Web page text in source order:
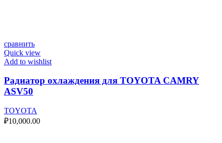
сравнить
Quick view
Add to wishlist
Радиатор охлаждения для TOYOTA CAMRY
ASV50
TOYOTA
₽10,000.00